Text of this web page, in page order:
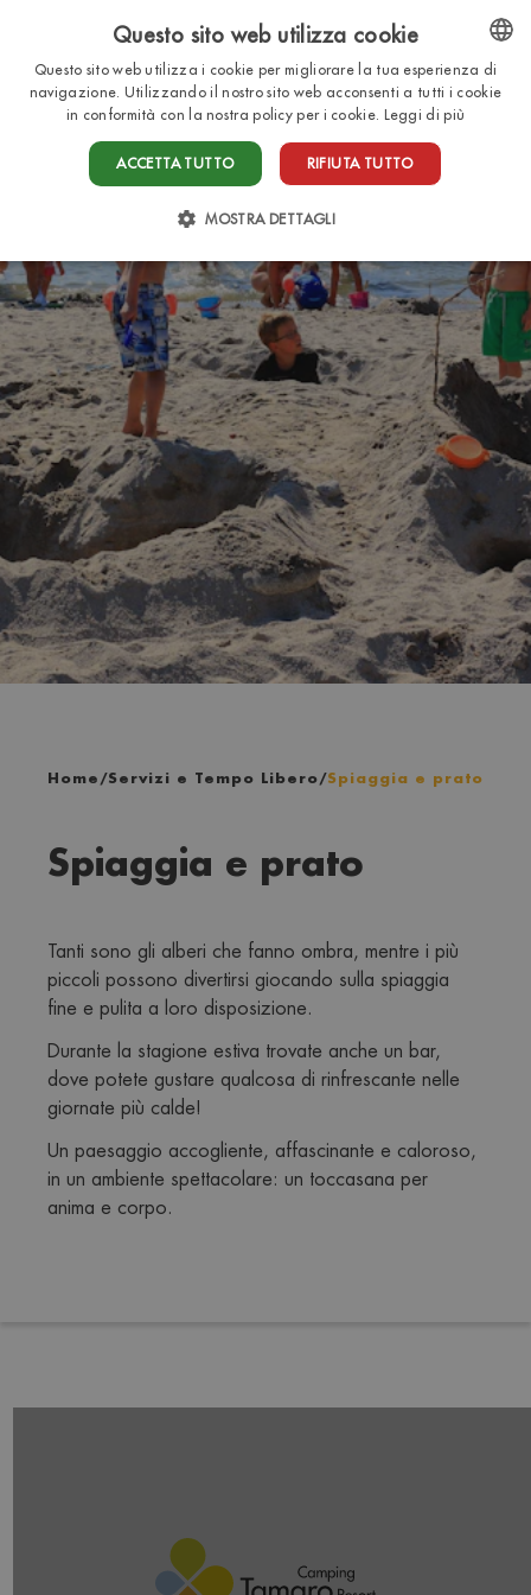
IT
Home /Servizi e Tempo Libero/Spiaggia e prato
Spiaggia e prato
Tanti sono gli alberi che fanno ombra, mentre i più
piccoli possono divertirsi giocando sulla spiaggia
fine e pulita a loro disposizione.
Durante la stagione estiva trovate anche un bar,
dove potete gustare qualcosa di rinfrescante nelle
giornate più calde!
Un paesaggio accogliente, affascinante e caloroso,
in un ambiente spettacolare: un toccasana per
anima e corpo.
ENGLISH
Questo sito web utilizza cookie
Questo sito web utilizza i cookie per migliorare la tua esperienza di
navigazione. Utilizzando il nostro sito web acconsenti a tutti i cookie
in conformità con la nostra policy per i cookie. Leggi di più
ACCETTA TUTTO RIFIUTA TUTTO
MOSTRA DETTAGLI